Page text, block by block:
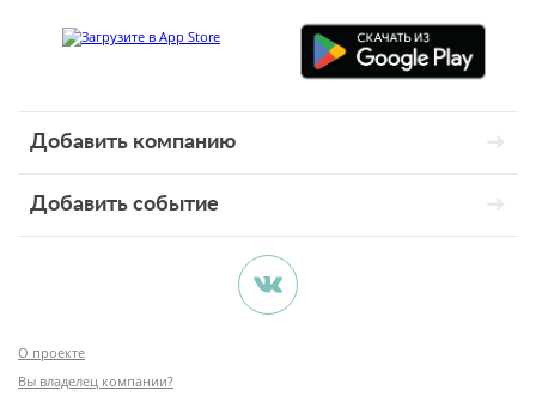
Добавить компанию
Добавить событие
О проекте
Вы владелец компании?